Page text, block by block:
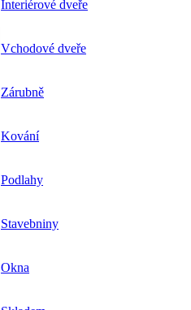
Interiérové dveře
Vchodové dveře
Zárubně
Kování
Podlahy
Stavebniny
Okna